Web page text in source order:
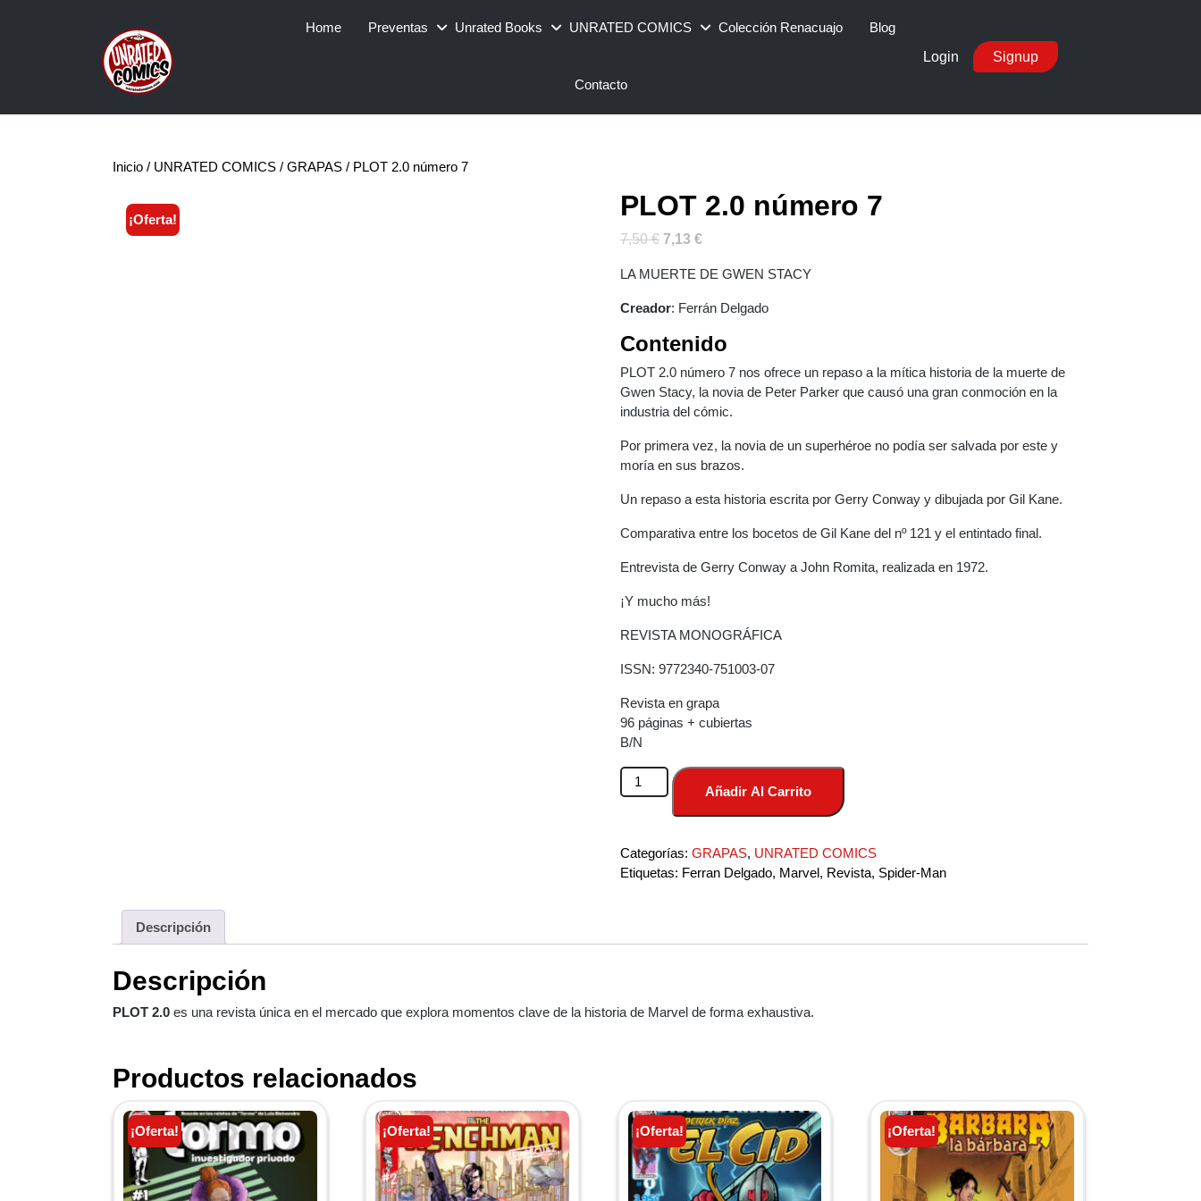
Home Preventas Unrated Books UNRATED COMICS Colección Renacuajo Blog
Contacto
Login Signup
Inicio / UNRATED COMICS / GRAPAS / PLOT 2.0 número 7
¡Oferta! PLOT 2.0 número 7
7,50€ El
original
7,50 €.
7,13 €El
actual
7,13 €.
LA MUERTE DE GWEN STACY
Creador: Ferrán Delgado
Contenido
PLOT 2.0 número 7 nos ofrece un repaso a la mítica historia de la muerte de
Gwen Stacy, la novia de Peter Parker que causó una gran conmoción en la
industria del cómic.
Por primera vez, la novia de un superhéroe no podía ser salvada por este y
moría en sus brazos.
Un repaso a esta historia escrita por Gerry Conway y dibujada por Gil Kane.
Comparativa entre los bocetos de Gil Kane del nº 121 y el entintado final.
Entrevista de Gerry Conway a John Romita, realizada en 1972.
¡Y mucho más!
REVISTA MONOGRÁFICA
ISSN: 9772340-751003-07
Revista en grapa
96 páginas + cubiertas
B/N
PLOT
2.0
cantidad
Añadir Al Carrito
Categorías: GRAPAS, UNRATED COMICS
Etiquetas: Ferran Delgado, Marvel, Revista, Spider-Man
Descripción
Descripción
PLOT 2.0 es una revista única en el mercado que explora momentos clave de la historia de Marvel de forma exhaustiva.
Productos relacionados
¡Oferta! ¡Oferta! ¡Oferta! ¡Oferta!